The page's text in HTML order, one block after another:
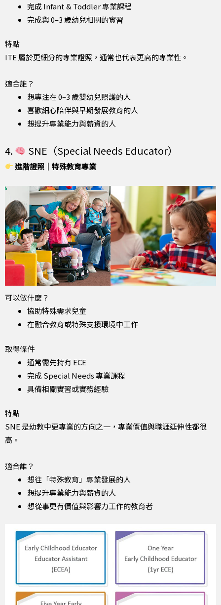
完成 Infant & Toddler 專業課程
完成與 0–3 歲幼兒相關的實習
特點
ITE 屬於更細分的專業證照，通常也代表更高的專業性。
適合誰？
想專注在 0–3 歲嬰幼兒照護的人
喜歡細心陪伴與早期發展教育的人
想提升專業能力與薪資的人
4. SNE（Special Needs Educator）
進階證照｜特殊教育專業
可以做什麼？
協助特殊需求兒童
在融合教育或特殊支援環境中工作
取得條件
通常需先持有 ECE
完成 Special Needs 專業課程
具備相關實習或實務經驗
特點
SNE 是幼教中更專業的方向之一，專業價值與職涯延伸性都很
高。
適合誰？
想往「特殊教育」專業發展的人
想提升專業能力與薪資的人
想從事更有價值與影響力工作的教育者